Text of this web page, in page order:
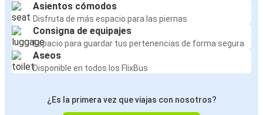
Asientos cómodos
Disfruta de más espacio para las piernas
Consigna de equipajes
Espacio para guardar tus pertenencias de forma segura
Aseos
Disponible en todos los FlixBus
¿Es la primera vez que viajas con nosotros?